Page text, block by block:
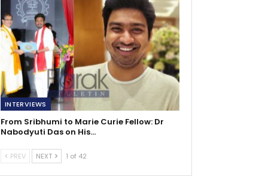
INTERVIEWS
From Sribhumi to Marie Curie Fellow: Dr
Nabodyuti Das on His…
PREV NEXT 1 of 42